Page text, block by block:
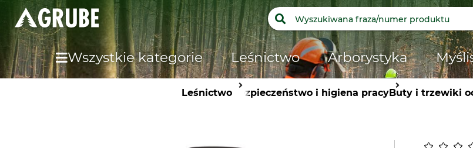
Wszystkie kategorie Leśnictwo Arborystyka
Leśnictwo Bezpieczeństwo i higiena pracyButy i trzewiki